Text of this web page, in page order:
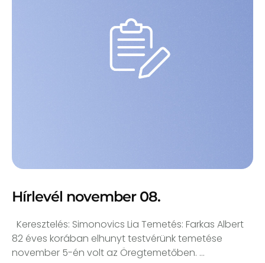
Hírlevél november 08.
Keresztelés: Simonovics Lia Temetés: Farkas Albert
82 éves korában elhunyt testvérünk temetése
november 5-én volt az Öregtemetőben. …